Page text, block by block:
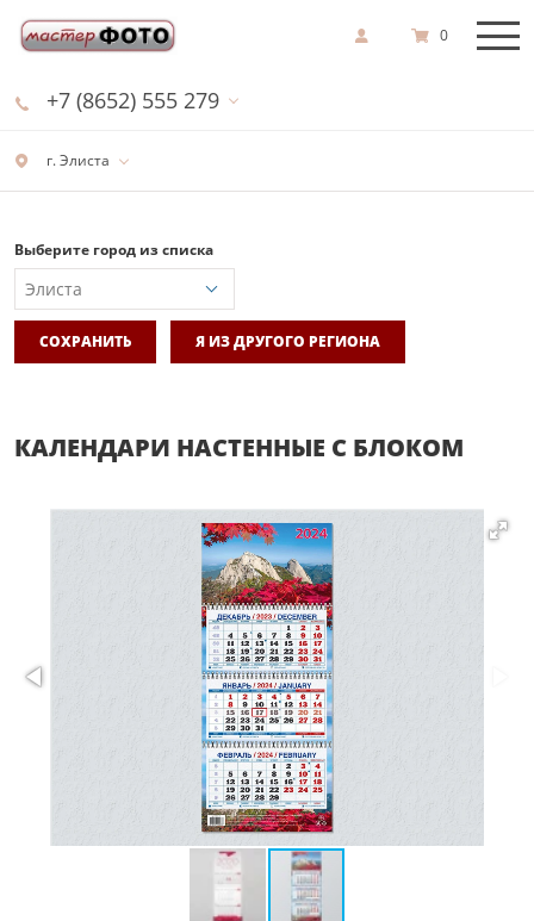
г. Элиста
+7 (8652) 555 279
0
Выберите город из списка
СОХРАНИТЬ Я ИЗ ДРУГОГО РЕГИОНА
КАЛЕНДАРИ НАСТЕННЫЕ С БЛОКОМ